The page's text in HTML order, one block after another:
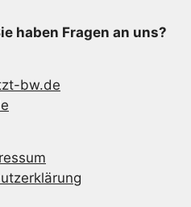
haben Fragen an uns?
bw.de